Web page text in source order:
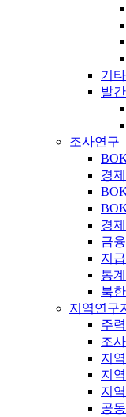
기
발
조사연구
경
경
금
지
통
북
지역연구
주
조
지
지
지
공